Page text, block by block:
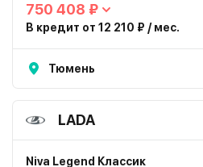
750 408 ₽
В кредит от 12 210 ₽ / мес.
Тюмень
LADA
Niva Legend Классик